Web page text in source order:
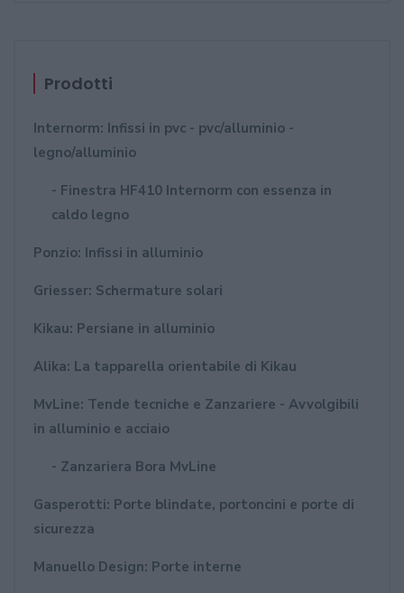
Prodotti
Internorm: Infissi in pvc - pvc/alluminio -
legno/alluminio
- Finestra HF410 Internorm con essenza in
caldo legno
Ponzio: Infissi in alluminio
Griesser: Schermature solari
Kikau: Persiane in alluminio
Alika: La tapparella orientabile di Kikau
MvLine: Tende tecniche e Zanzariere - Avvolgibili
in alluminio e acciaio
- Zanzariera Bora MvLine
Gasperotti: Porte blindate, portoncini e porte di
sicurezza
Manuello Design: Porte interne